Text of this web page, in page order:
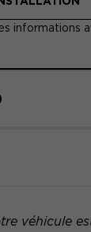
informations
véhicule